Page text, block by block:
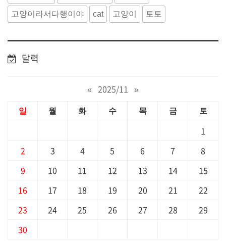
고양이라서다행이야 cat 고양이 토토
달력
« 2025/11 »
일 월 화 수 목 금 토
1
2
3 4 5 6 7
8
9
10 11 12 13 14
15
16
17 18 19 20 21
22
23
24 25 26 27 28
29
30